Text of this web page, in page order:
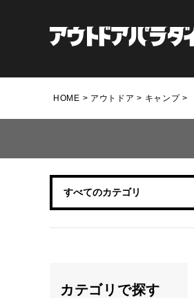
HOME アウトドア キャンプ
カテゴリで探す